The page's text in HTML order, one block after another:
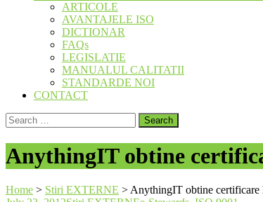
ARTICOLE
AVANTAJELE ISO
DICTIONAR
FAQs
LEGISLATIE
MANUALUL CALITATII
STANDARDE NOI
CONTACT
Search
for:
AnythingIT obtine
Home > Stiri EXTERNE > AnythingIT obtine certificare